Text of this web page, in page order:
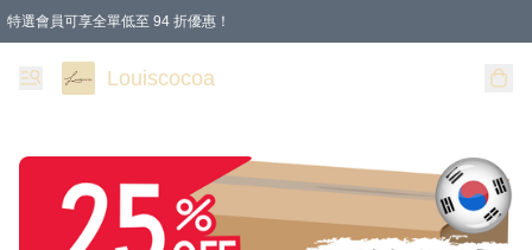
特選會員可享全單低至 94 折優惠！
購物滿 HKD 200.00即享免運費優惠！（適用於 本地送貨、本地取貨 )
Louiscocoa